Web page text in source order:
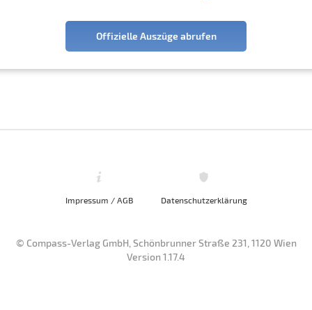
Offizielle Auszüge abrufen
Impressum / AGB Datenschutzerklärung
© Compass-Verlag GmbH, Schönbrunner Straße 231, 1120 Wien
Version 1.17.4